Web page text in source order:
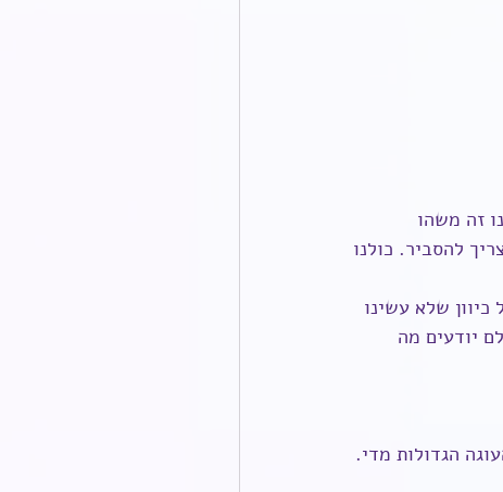
זה משהו
להסביר. כולנו
שלא עשינו
יודעים מה
הגדולות מדי.